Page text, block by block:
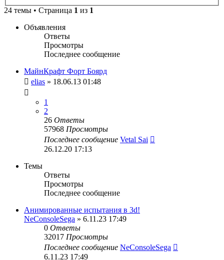
24 темы • Страница 1 из 1
Объявления
Ответы
Просмотры
Последнее сообщение
МайнКрафт Форт Боярд
elias » 18.06.13 01:48
1
2
26 Ответы
57968 Просмотры
Последнее сообщение Vetal Sai
26.12.20 17:13
Темы
Ответы
Просмотры
Последнее сообщение
Анимированные испытания в 3d!
NeConsoleSega » 6.11.23 17:49
0 Ответы
32017 Просмотры
Последнее сообщение NeConsoleSega
6.11.23 17:49